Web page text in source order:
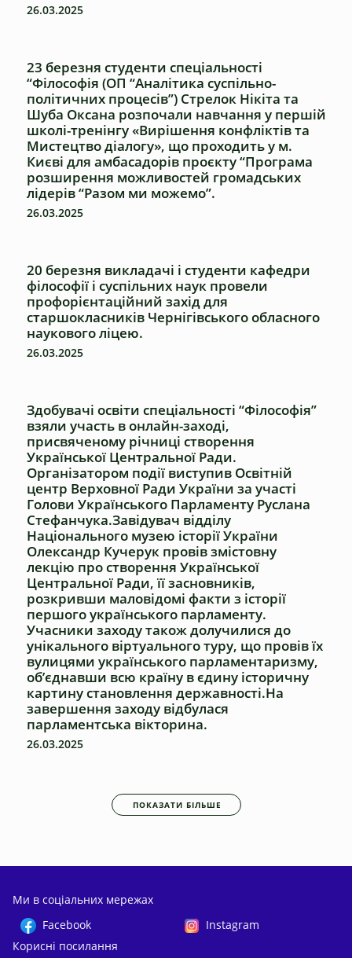
26.03.2025
23 березня студенти спеціальності
“Філософія (ОП “Аналітика суспільно-
політичних процесів”) Стрелок Нікіта та
Шуба Оксана розпочали навчання у першій
школі-тренінгу «Вирішення конфліктів та
Мистецтво діалогу», що проходить у м.
Києві для амбасадорів проєкту “Програма
розширення можливостей громадських
лідерів “Разом ми можемо”.
26.03.2025
20 березня викладачі і студенти кафедри
філософії і суспільних наук провели
профорієнтаційний захід для
старшокласників Чернігівського обласного
наукового ліцею.
26.03.2025
Здобувачі освіти спеціальності “Філософія”
взяли участь в онлайн-заході,
присвяченому річниці створення
Української Центральної Ради.
Організатором події виступив Освітній
центр Верховної Ради України за участі
Голови Українського Парламенту Руслана
Стефанчука.Завідувач відділу
Національного музею історії України
Олександр Кучерук провів змістовну
лекцію про створення Української
Центральної Ради, її засновників,
розкривши маловідомі факти з історії
першого українського парламенту.
Учасники заходу також долучилися до
унікального віртуального туру, що провів їх
вулицями українського парламентаризму,
об’єднавши всю країну в єдину історичну
картину становлення державності.На
завершення заходу відбулася
парламентська вікторина.
26.03.2025
ПОКАЗАТИ БІЛЬШЕ
Ми в соціальних мережах
Facebook
Instagram
Корисні посилання